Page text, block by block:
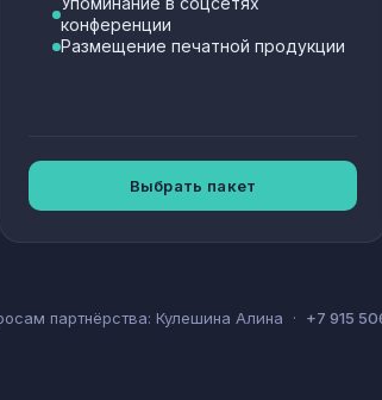
конференции
Размещение печатной продукции
Выбрать пакет
партнёрства: Кулешина Алина · +7 915